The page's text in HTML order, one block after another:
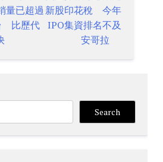
量已超過
比歷代
新股印花稅 今年
IPO集資排名不及
安哥拉
Search